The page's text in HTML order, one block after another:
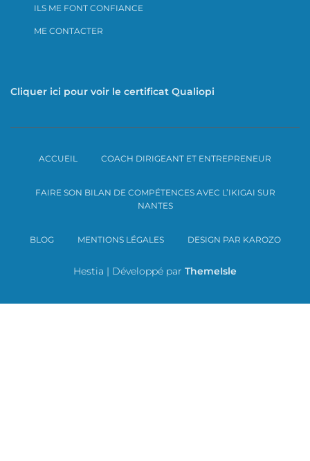
ILS ME FONT CONFIANCE
ME CONTACTER
Cliquer ici pour voir le certificat Qualiopi
ACCUEIL COACH DIRIGEANT ET ENTREPRENEUR
FAIRE SON BILAN DE COMPÉTENCES AVEC L’IKIGAI SUR
NANTES
BLOG MENTIONS LÉGALES DESIGN PAR KAROZO
Hestia | Développé par ThemeIsle